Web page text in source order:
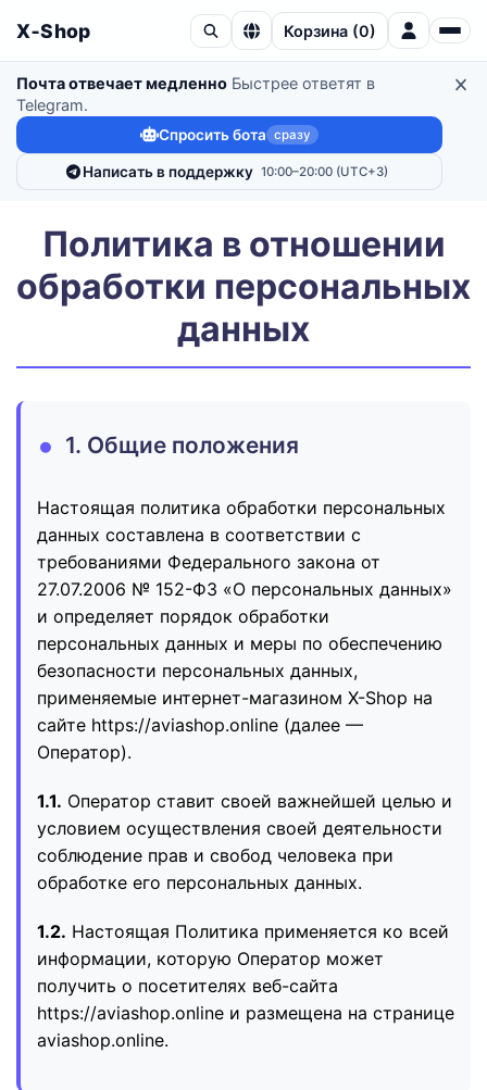
X‑Shop Корзина (0)
Почта отвечает медленно Быстрее ответят в
Telegram.
Спросить бота сразу
Написать в поддержку 10:00–20:00 (UTC+3)
Политика в отношении
обработки персональных
данных
1. Общие положения
Настоящая политика обработки персональных
данных составлена в соответствии с
требованиями Федерального закона от
27.07.2006 № 152-ФЗ «О персональных данных»
и определяет порядок обработки
персональных данных и меры по обеспечению
безопасности персональных данных,
применяемые интернет-магазином X-Shop на
сайте https://aviashop.online (далее —
Оператор).
1.1. Оператор ставит своей важнейшей целью и
условием осуществления своей деятельности
соблюдение прав и свобод человека при
обработке его персональных данных.
1.2. Настоящая Политика применяется ко всей
информации, которую Оператор может
получить о посетителях веб-сайта
https://aviashop.online и размещена на странице
aviashop.online.